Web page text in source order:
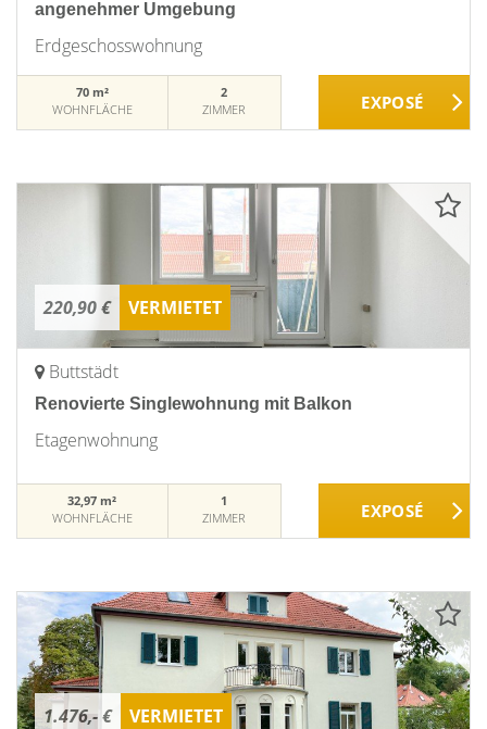
angenehmer Umgebung
Erdgeschosswohnung
70 m²
WOHNFLÄCHE
2
ZIMMER
220,90 € VERMIETET
Buttstädt
Renovierte Singlewohnung mit Balkon
Etagenwohnung
32,97 m²
WOHNFLÄCHE
1
ZIMMER
1.476,- € VERMIETET